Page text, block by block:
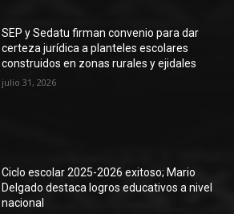
SEP y Sedatu firman convenio para dar
certeza jurídica a planteles escolares
construidos en zonas rurales y ejidales
julio 31, 2026
Ciclo escolar 2025-2026 exitoso; Mario
Delgado destaca logros educativos a nivel
nacional